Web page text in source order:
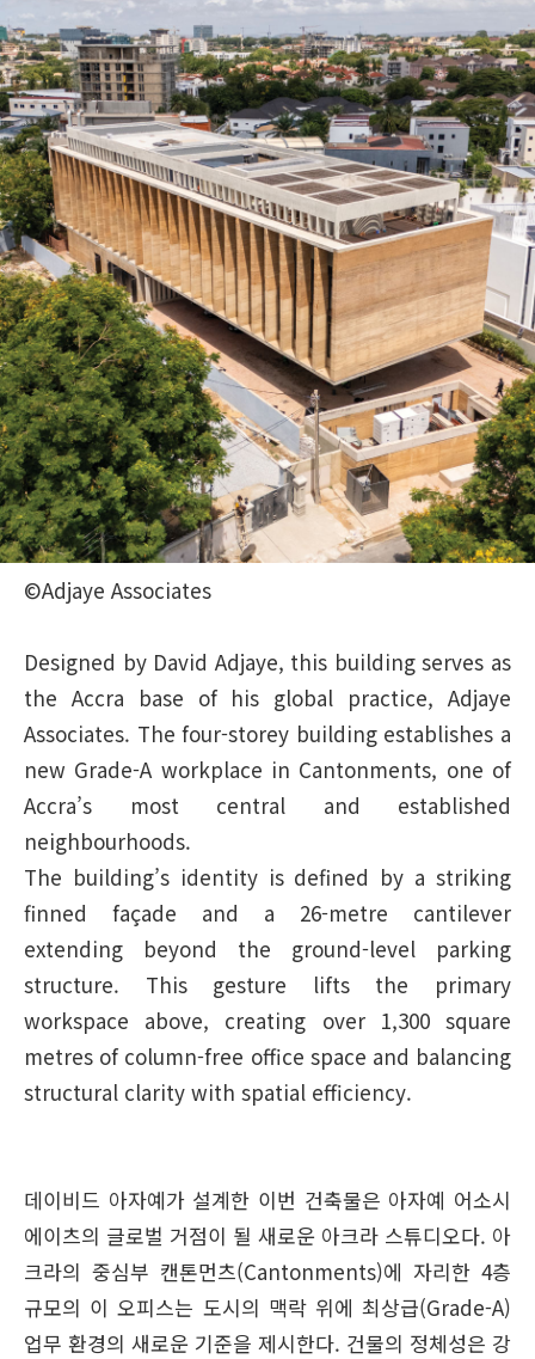
©Adjaye Associates
Designed by David Adjaye, this building serves as
the Accra base of his global practice, Adjaye
Associates. The four-storey building establishes a
new Grade-A workplace in Cantonments, one of
Accra’s most central and established
neighbourhoods.
The building’s identity is defined by a striking
finned façade and a 26-metre cantilever
extending beyond the ground-level parking
structure. This gesture lifts the primary
workspace above, creating over 1,300 square
metres of column-free office space and balancing
structural clarity with spatial efficiency.
데이비드 아자예가 설계한 이번 건축물은 아자예 어소시
에이츠의 글로벌 거점이 될 새로운 아크라 스튜디오다. 아
크라의 중심부 캔톤먼츠(Cantonments)에 자리한 4층
규모의 이 오피스는 도시의 맥락 위에 최상급(Grade-A)
업무 환경의 새로운 기준을 제시한다. 건물의 정체성은 강